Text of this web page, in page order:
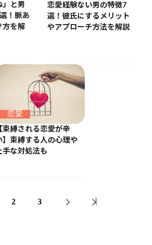
」と男
！脈あ
方を解
恋愛経験ない男の特徴7
選！彼氏にするメリット
やアプローチ方法を解説
恋愛
束縛される恋愛が辛
】束縛する人の心理や
手な対処法も
2 3